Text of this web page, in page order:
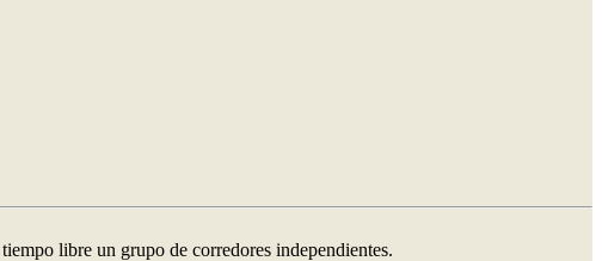
libre un grupo de corredores independientes.